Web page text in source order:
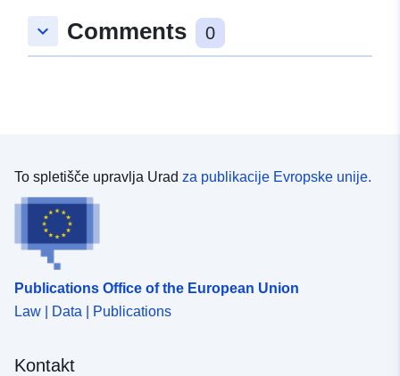
48.7217348 ], [ 8.6987311,
48.7217348 ], [ 8.6987311,
uriRef:
keyboard_arrow_down Comments 0
To spletišče upravlja Urad za publikacije Evropske unije.
Publications Office of the European Union
Law | Data | Publications
Kontakt